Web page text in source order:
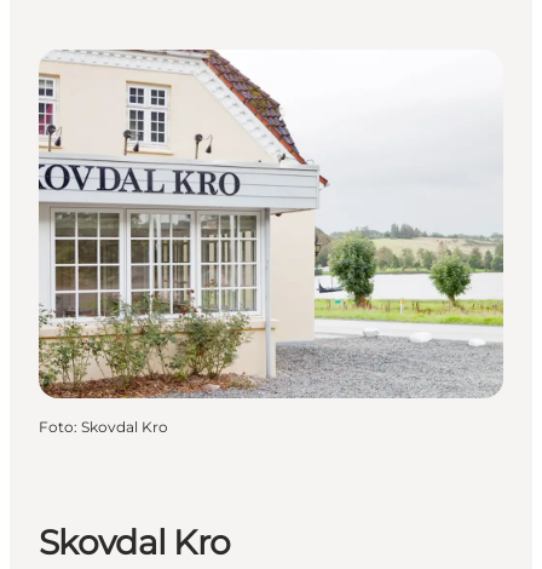
Foto: Skovdal Kro
Skovdal Kro